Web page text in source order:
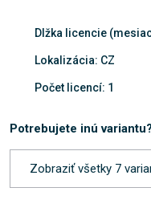
Dlžka licencie
Lokalizácia: CZ
Počet licencí: 1
Potrebujete inú variantu?
Zobraziť všetky 7